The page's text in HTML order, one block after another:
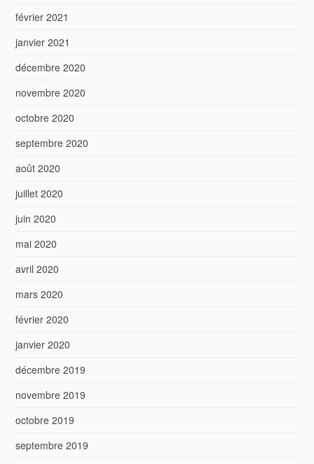
février 2021
janvier 2021
décembre 2020
novembre 2020
octobre 2020
septembre 2020
août 2020
juillet 2020
juin 2020
mai 2020
avril 2020
mars 2020
février 2020
janvier 2020
décembre 2019
novembre 2019
octobre 2019
septembre 2019